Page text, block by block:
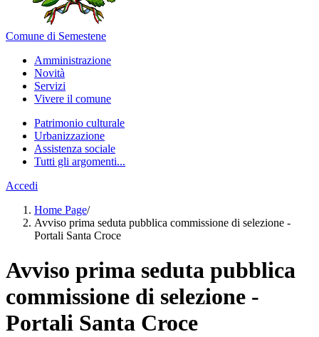
Comune di Semestene
Amministrazione
Novità
Servizi
Vivere il comune
Patrimonio culturale
Urbanizzazione
Assistenza sociale
Tutti gli argomenti...
Accedi
Home Page/
Avviso prima seduta pubblica commissione di selezione -
Portali Santa Croce
Avviso prima seduta pubblica
commissione di selezione -
Portali Santa Croce